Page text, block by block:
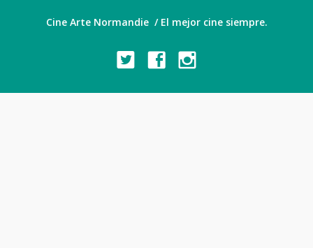
Cine Arte Normandie / El mejor cine siempre.